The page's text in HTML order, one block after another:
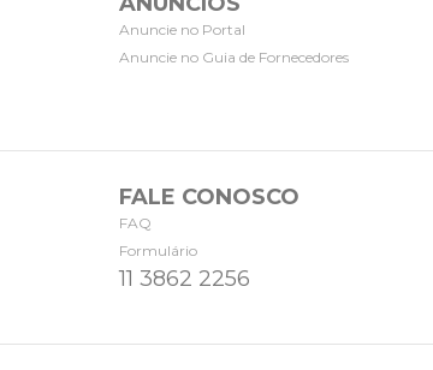
Anuncie no Portal
Anuncie no Guia de Fornecedores
FALE CONOSCO
FAQ
Formulário
11 3862 2256